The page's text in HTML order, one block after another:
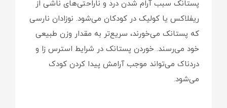
پستانک سبب آرام شدن درد و ناراحتی‌های ناشی از
ریفلاکس یا کولیک در کودکان می‌شود. نوزادان نارسی
که پستانک می‌خورند، سریع‌تر به مقدار وزن طبیعی
خود می‌رسند. خوردن پستانک در شرایط استرس زا و
دردناک می‌تواند موجب آرامش پیدا کردن کودک
می‌شود.